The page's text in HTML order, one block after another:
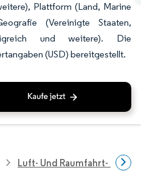
Plattform (Land, Marine
(Vereinigte Staaten,
und weitere). Die
(USD) bereitgestellt.
Luft- Und Raumfahrt- Und